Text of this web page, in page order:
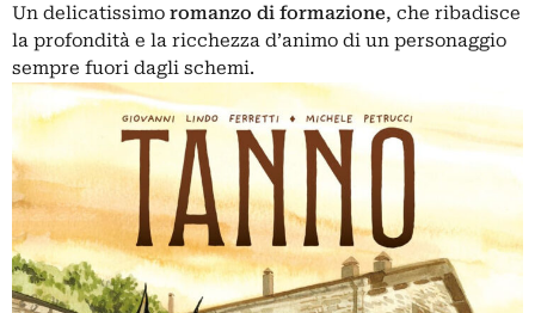
Un delicatissimo romanzo di formazione, che ribadisce
la profondità e la ricchezza d’animo di un personaggio
sempre fuori dagli schemi.